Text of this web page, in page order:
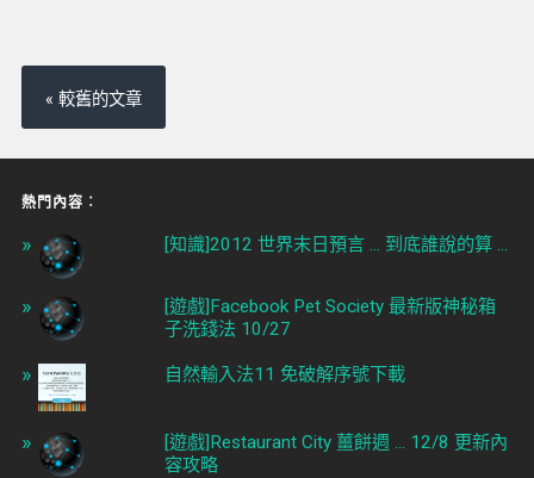
« 較舊的文章
熱門內容︰
[知識]2012 世界末日預言 ... 到底誰說的算 ...
[遊戲]Facebook Pet Society 最新版神秘箱
子洗錢法 10/27
自然輸入法11 免破解序號下載
[遊戲]Restaurant City 薑餅週 ... 12/8 更新內
容攻略